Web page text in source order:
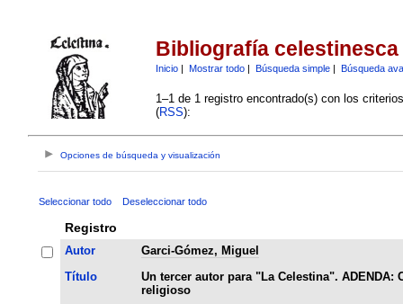
Bibliografía celestinesca
Inicio| Mostrar todo| Búsqueda simple| Búsqueda
1–1 de 1 registro encontrado(s) con los
(RSS):
Opciones de búsqueda y visualización
Seleccionar todo Deseleccionar todo
Registro
Autor
Garci-Gómez, Miguel
Título
Un tercer autor para "La Celestina". ADENDA:
religioso